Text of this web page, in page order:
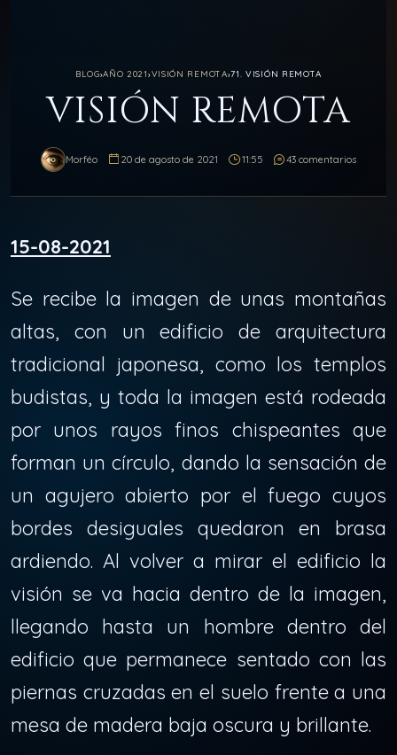
BLOG›AÑO 2021›VISIÓN REMOTA›71. VISIÓN REMOTA
VISIÓN REMOTA
Morféo 20 de agosto de 2021 11:55 43 comentarios
15-08-2021
Se recibe la imagen de unas montañas
altas, con un edificio de arquitectura
tradicional japonesa, como los templos
budistas, y toda la imagen está rodeada
por unos rayos finos chispeantes que
forman un círculo, dando la sensación de
un agujero abierto por el fuego cuyos
bordes desiguales quedaron en brasa
ardiendo. Al volver a mirar el edificio la
visión se va hacia dentro de la imagen,
llegando hasta un hombre dentro del
edificio que permanece sentado con las
piernas cruzadas en el suelo frente a una
mesa de madera baja oscura y brillante.